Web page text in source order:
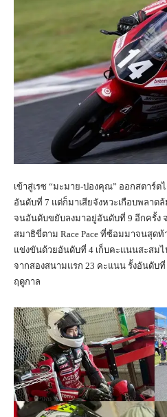
เข้าสู่เรซ “มะมาย-ปองคุณ” ออกสตาร์
อันดับที่ 7 แต่ก็มาเสียจังหวะเกือบพลา
จนอันดับขยับลงมาอยู่อันดับที่ 9 อีกครั้ง
สมาธิขี่ตาม Race Pace ที่ซ้อมมาจนสุด
แข่งขันด้วยอันดับที่ 4 เก็บคะแนนสะสม
จากสองสนามแรก 23 คะแนน รั้งอันดับ
ฤดูกาล